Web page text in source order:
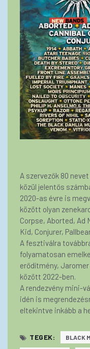
A szervezők 80
közül jelentős
2020-as évre is
között olyan
Corpse, Aborted, Ad
Kid, Conjurer,
A fesztiválra
folyamatosan
erődítmény,
között 2022-ben.
A rendezvény mini-
idén is
eltekintve inkább a
TEGEK: BLACK